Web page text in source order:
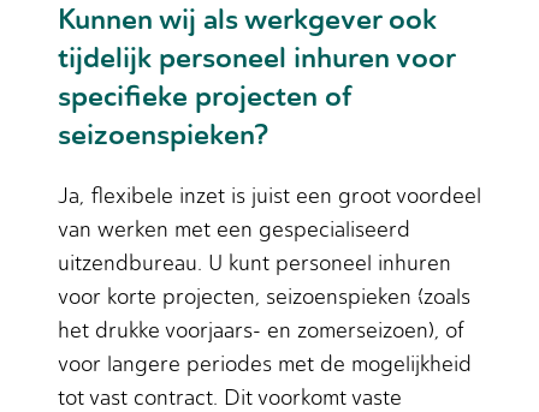
Kunnen wij als werkgever ook
tijdelijk personeel inhuren voor
specifieke projecten of
seizoenspieken?
Ja, flexibele inzet is juist een groot voordeel
van werken met een gespecialiseerd
uitzendbureau. U kunt personeel inhuren
voor korte projecten, seizoenspieken (zoals
het drukke voorjaars- en zomerseizoen), of
voor langere periodes met de mogelijkheid
tot vast contract. Dit voorkomt vaste